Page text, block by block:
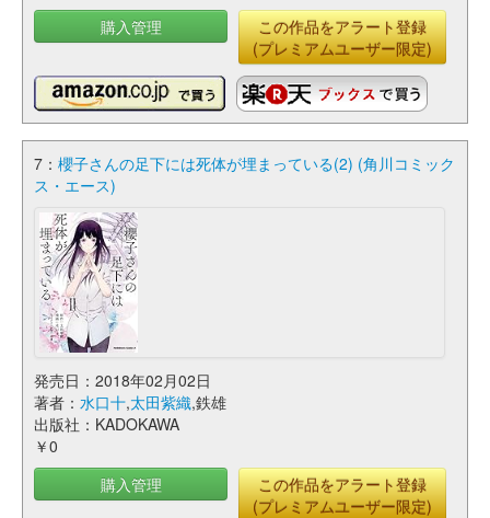
購入管理
この作品をアラート登録
(プレミアムユーザー限定)
7： 櫻子さんの足下には死体が埋まっている(2) (角川コミック
ス・エース)
発売日：2018年02月02日
著者： 水口十,太田紫織,鉄雄
出版社：KADOKAWA
￥0
購入管理
この作品をアラート登録
(プレミアムユーザー限定)